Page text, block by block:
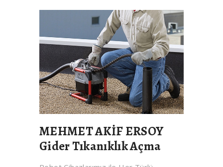
MEHMET AKİF ERSOY
Gider Tıkanıklık Açma